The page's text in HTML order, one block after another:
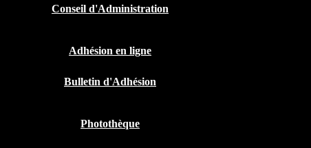
Conseil d'Administration
Adhésion en ligne
Bulletin d'Adhésion
Photothèque